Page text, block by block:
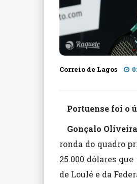
Correio de Lagos
Portuense foi o
Gonçalo Oliveira
ronda do quadro
25.000 dólares
de Loulé e da